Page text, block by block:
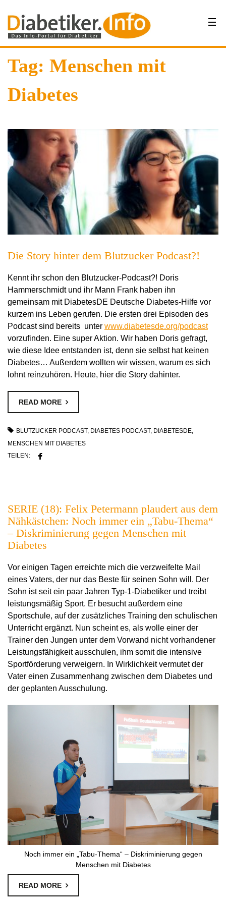
Tag: Menschen mit
Diabetes
Die Story hinter dem Blutzucker Podcast?!
Kennt ihr schon den Blutzucker-Podcast?! Doris
Hammerschmidt und ihr Mann Frank haben ihn
gemeinsam mit DiabetesDE Deutsche Diabetes-Hilfe vor
kurzem ins Leben gerufen. Die ersten drei Episoden des
Podcast sind bereits unter www.diabetesde.org/podcast
vorzufinden. Eine super Aktion. Wir haben Doris gefragt,
wie diese Idee entstanden ist, denn sie selbst hat keinen
Diabetes… Außerdem wollten wir wissen, warum es sich
lohnt reinzuhören. Heute, hier die Story dahinter.
READ MORE
BLUTZUCKER PODCAST, DIABETES PODCAST, DIABETESDE,
MENSCHEN MIT DIABETES
TEILEN:
SERIE (18): Felix Petermann plaudert aus dem
Nähkästchen: Noch immer ein „Tabu-Thema“
– Diskriminierung gegen Menschen mit
Diabetes
Vor einigen Tagen erreichte mich die verzweifelte Mail
eines Vaters, der nur das Beste für seinen Sohn will. Der
Sohn ist seit ein paar Jahren Typ-1-Diabetiker und treibt
leistungsmäßig Sport. Er besucht außerdem eine
Sportschule, auf der zusätzliches Training den schulischen
Unterricht ergänzt. Nun scheint es, als wolle einer der
Trainer den Jungen unter dem Vorwand nicht vorhandener
Leistungsfähigkeit ausschulen, ihm somit die intensive
Sportförderung verweigern. In Wirklichkeit vermutet der
Vater einen Zusammenhang zwischen dem Diabetes und
der geplanten Ausschulung.
Noch immer ein „Tabu-Thema“ – Diskriminierung gegen
Menschen mit Diabetes
READ MORE